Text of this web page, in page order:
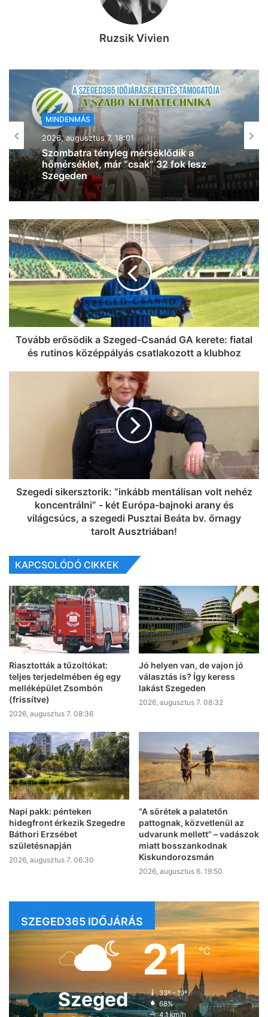
Ruzsik Vivien
MINDENMÁS
2026, augusztus 7. 17:54
Baleset történt Szegeden – egy rolleres
esett el a Csillag tér közelében
Tovább erősödik a Szeged-Csanád GA kerete: fiatal
és rutinos középpályás csatlakozott a klubhoz
Szegedi sikersztorik: “inkább mentálisan volt nehéz
koncentrálni” - két Európa-bajnoki arany és
világcsúcs, a szegedi Pusztai Beáta bv. őrnagy
tarolt Ausztriában!
KAPCSOLÓDÓ CIKKEK
Riasztották a tűzoltókat:
teljes terjedelmében ég egy
melléképület Zsombón
(frissítve)
2026, augusztus 7. 08:36
Jó helyen van, de vajon jó
választás is? Így keress
lakást Szegeden
2026, augusztus 7. 08:32
Napi pakk: pénteken
hidegfront érkezik Szegedre
Báthori Erzsébet
születésnapján
2026, augusztus 7. 06:30
“A sörétek a palatetőn
pattognak, közvetlenül az
udvarunk mellett” – vadászok
miatt bosszankodnak
Kiskundorozsmán
2026, augusztus 6. 19:50
SZEGED365 IDŐJÁRÁS
Szeged
21℃
33º - 19º
68%
4.1 km/h